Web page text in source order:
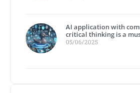
AI application with
critical thinking is a
05/06/2025